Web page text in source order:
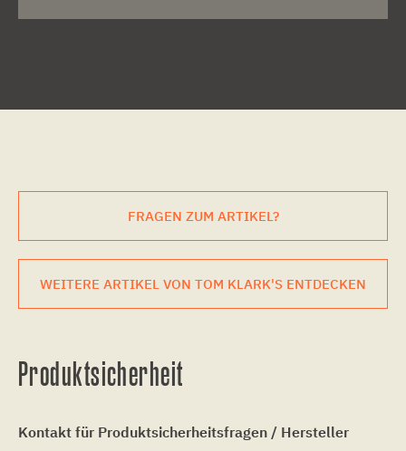
FRAGEN ZUM ARTIKEL?
WEITERE ARTIKEL VON TOM KLARK'S ENTDECKEN
Produktsicherheit
Kontakt für Produktsicherheitsfragen / Hersteller